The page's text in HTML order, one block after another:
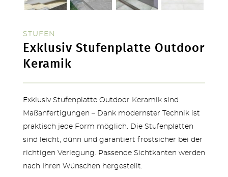
STUFEN
Exklusiv Stufenplatte Outdoor
Keramik
Exklusiv Stufenplatte Outdoor Keramik sind
Maßanfertigungen – Dank modernster Technik ist
praktisch jede Form möglich. Die Stufenplatten
sind leicht, dünn und garantiert frostsicher bei der
richtigen Verlegung. Passende Sichtkanten werden
nach Ihren Wünschen hergestellt.